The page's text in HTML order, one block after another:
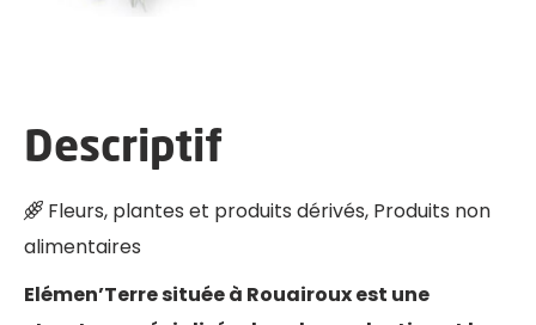
Descriptif
Fleurs, plantes et produits dérivés, Produits non
alimentaires
Elémen’Terre située à Rouairoux est une